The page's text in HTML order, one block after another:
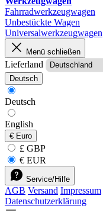
Fahrradwerkzeugwagen
Unbestückte Wagen
Universalwerkzeugwagen
Menü schließen
Lieferland
Deutsch
Deutsch
English
€ Euro
£ GBP
€ EUR
Service/Hilfe
AGB Versand Impressum
Datenschutzerklärung